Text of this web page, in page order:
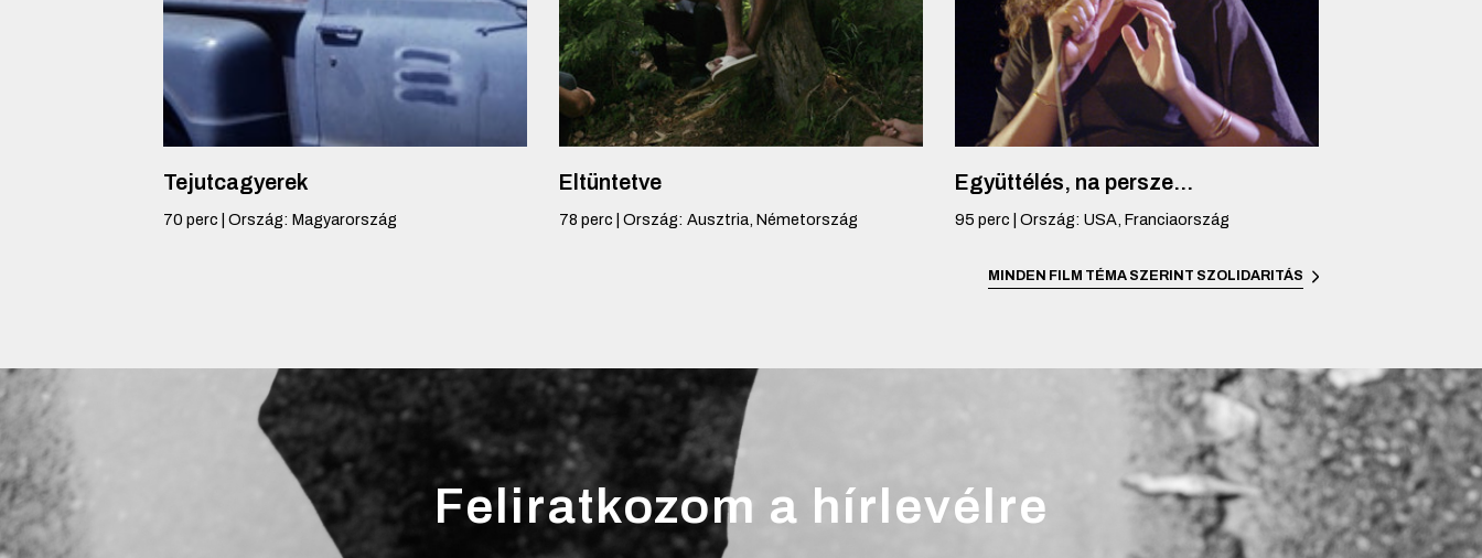
Tejutcagyerek
70 perc Ország: Magyarország
Eltüntetve
78 perc Ország: Ausztria, Németország
Együttélés, na persze...
95 perc Ország: USA, Franciaország
MINDEN FILM TÉMA SZERINT SZOLIDARITÁS
Feliratkozom a hírlevélre